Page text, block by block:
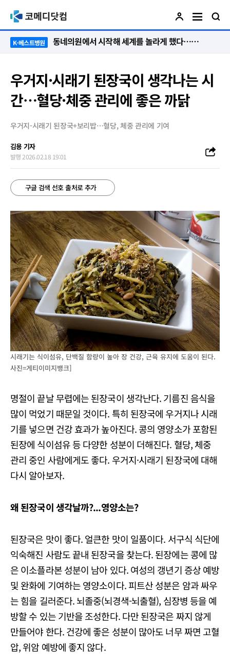
K-베스트병원 “절대 먼저 말하지 않아요. 대신 먼저 듣습니다”
우거지·시래기 된장국이 생각나는 시
간…혈당·체중 관리에 좋은 까닭
우거지-시래기 된장국+보리밥…혈당, 체중 관리에 기여
김용 기자
발행 2026.02.18 19:01
구글 검색 선호 출처로 추가
시래기는 식이섬유, 단백질 함량이 높아 장 건강, 근육 유지에 도움이 된다.
사진=게티이미지뱅크]
명절이 끝날 무렵에는 된장국이 생각난다. 기름진 음식을
많이 먹었기 때문일 것이다. 특히 된장국에 우거지나 시래
기를 넣으면 건강 효과가 높아진다. 콩의 영양소가 포함된
된장에 식이섬유 등 다양한 성분이 더해진다. 혈당, 체중
관리 중인 사람에게도 좋다. 우거지·시래기 된장국에 대해
다시 알아보자.
왜 된장국이 생각날까?...영양소는?
된장국은 맛이 좋다. 얼큰한 맛이 일품이다. 서구식 식단에
익숙해진 사람도 끝내 된장국을 찾는다. 된장에는 콩에 많
은 이소플라본 성분이 남아 있다. 여성의 갱년기 증상 예방
및 완화에 기여하는 영양소이다. 피트산 성분은 암과 싸우
는 힘을 길러준다. 뇌졸중(뇌경색-뇌출혈), 심장병 등을 예
방할 수 있는 기반을 조성한다. 다만 된장국은 짜지 않게
만들어야 한다. 건강에 좋은 성분이 많아도 너무 짜면 고혈
압, 위암 예방에 좋지 않다.